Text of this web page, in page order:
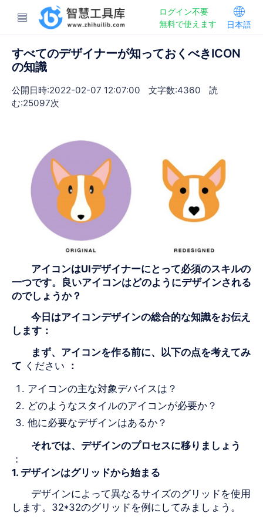
ログイン不要
無料で使えます
日本語
すべてのデザイナーが知っておくべきICON
の知識
公開日時:2022-02-07 12:07:00 文字数:4360
読
む:25097次
アイコンはUIデザイナーにとって必須のスキルの
一つです。良いアイコンはどのようにデザインされる
のでしょうか？
今日はアイコンデザインの総合的な知識をお伝え
します：
まず、アイコンを作る前に、以下の点を考えてみ
て ください
：
アイコンの主な対象デバイスは？
どのようなスタイルのアイコンが必要か？
他に必要なデザインはあるか？
それでは、デザインのプロセスに移りましょう
：
1. デザインはグリッドから始まる
デザインによって異なるサイズのグリッドを使用
します。 32*32のグリッドを例にしてみましょう。